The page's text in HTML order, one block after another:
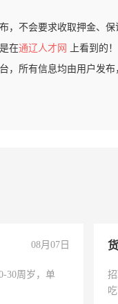
，不会要求收取押金、保
在通辽人才网
上看到的！
，所有信息均由用户发
08月07日
30周岁，单